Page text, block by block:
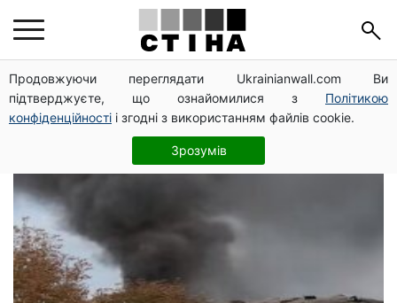
Продовжуючи переглядати Ukrainianwall.com Ви
підтверджуєте, що ознайомилися з Політикою
конфіденційності і згодні з використанням файлів cookie.
Зрозумів
обстрелы